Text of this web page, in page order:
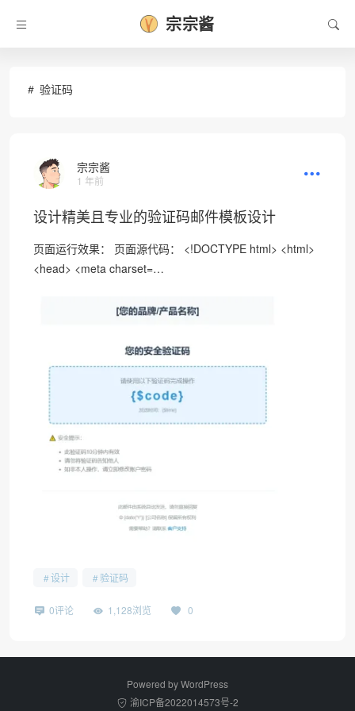
宗宗酱
验证码
宗宗酱
1 年前
设计精美且专业的验证码邮件模板设计
页面运行效果： 页面源代码： <!DOCTYPE html> <html>
<head> <meta charset=…
设计 验证码
0评论 1,128浏览 0
Powered byWordPress
渝ICP备2022014573号-2